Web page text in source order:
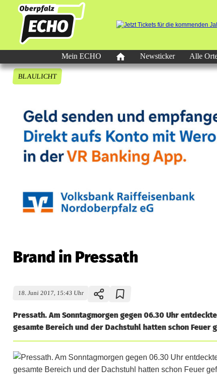
Mein ECHO Newsticker Alle
BLAULICHT
Brand in Pressath
18. Juni 2017, 15:43 Uhr
Pressath. Am Sonntagmorgen gegen 06.30 Uhr
gesamte Bereich und der Dachstuhl hatten schon Feuer